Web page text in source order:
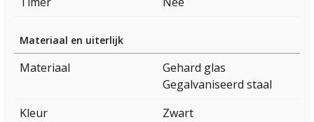
Materiaal en uiterlijk
Materiaal
Gehard glas
Gegalvaniseerd staal
Kleur
Zwart